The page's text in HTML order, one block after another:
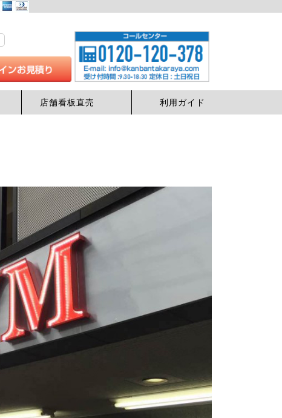
店舗看板直売 利用ガイド